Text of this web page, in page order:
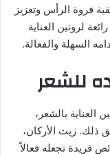
فروة الرأس وتعزيز
لروتين العناية
السهلة والفعالة.
للشعر
العناية بالشعر،
ذلك. زيت الأركان،
فريدة تجعله فعالاً